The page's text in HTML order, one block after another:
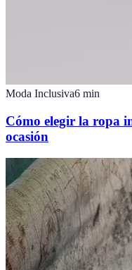
Moda Inclusiva6 min
Cómo elegir la ropa
ocasión